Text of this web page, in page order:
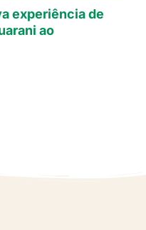
experiência de
ao